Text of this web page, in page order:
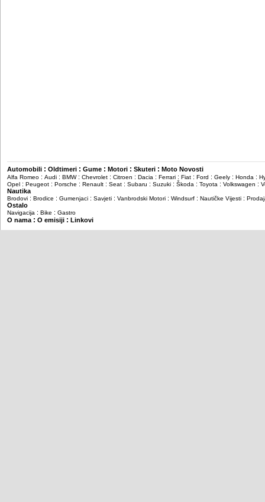
Automobili : Oldtimeri : Gume : Motori : Skuteri : Moto Novosti
Alfa Romeo : Audi : BMW: Chevrolet : Citroen : Dacia : Ferrari : Fiat : Ford : Geely : Honda :
Opel : Peugeot : Porsche : Renault : Seat : Subaru : Suzuki : Škoda : Toyota : Volkswagen :
Nautika
Brodovi : Brodice : Gumenjaci : Savjeti : Vanbrodski Motori : Windsurf : Nautičke Vijesti :
Ostalo
Navigacija : Bike : Gastro
O nama: O emisiji : Linkovi